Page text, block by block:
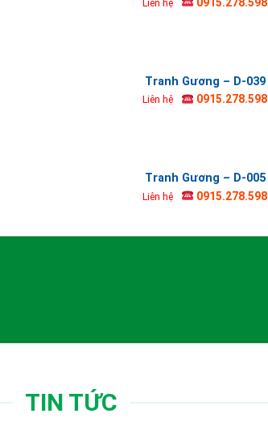
Liên hệ
Tranh Gương – D-039
Liên hệ 0915.278.598
Tranh Gương – D-005
Liên hệ 0915.278.598
TIN TỨC